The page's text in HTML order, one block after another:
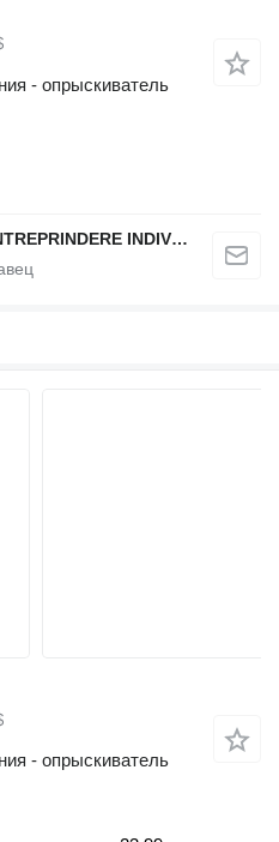
- опрыскиватель
SZENTMIKLOSI ADALBERT ÎNTREPRINDERE INDIVIDUALĂ
- опрыскиватель